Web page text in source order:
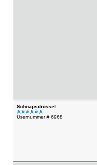
Schnapsdrossel
Usernummer # 6968